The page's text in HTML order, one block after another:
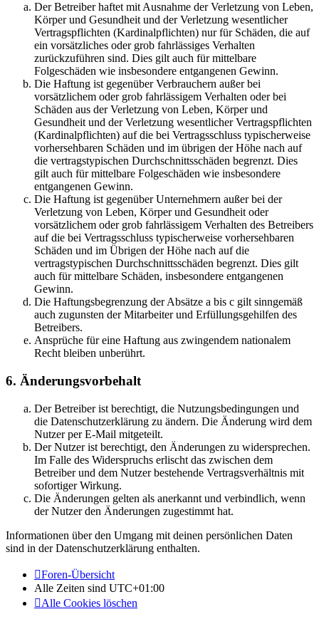
Der Betreiber haftet mit Ausnahme der Verletzung von Leben,
Körper und Gesundheit und der Verletzung wesentlicher
Vertragspflichten (Kardinalpflichten) nur für Schäden, die auf
ein vorsätzliches oder grob fahrlässiges Verhalten
zurückzuführen sind. Dies gilt auch für mittelbare
Folgeschäden wie insbesondere entgangenen Gewinn.
Die Haftung ist gegenüber Verbrauchern außer bei
vorsätzlichem oder grob fahrlässigem Verhalten oder bei
Schäden aus der Verletzung von Leben, Körper und
Gesundheit und der Verletzung wesentlicher Vertragspflichten
(Kardinalpflichten) auf die bei Vertragsschluss typischerweise
vorhersehbaren Schäden und im übrigen der Höhe nach auf
die vertragstypischen Durchschnittsschäden begrenzt. Dies
gilt auch für mittelbare Folgeschäden wie insbesondere
entgangenen Gewinn.
Die Haftung ist gegenüber Unternehmern außer bei der
Verletzung von Leben, Körper und Gesundheit oder
vorsätzlichem oder grob fahrlässigem Verhalten des Betreibers
auf die bei Vertragsschluss typischerweise vorhersehbaren
Schäden und im Übrigen der Höhe nach auf die
vertragstypischen Durchschnittsschäden begrenzt. Dies gilt
auch für mittelbare Schäden, insbesondere entgangenen
Gewinn.
Die Haftungsbegrenzung der Absätze a bis c gilt sinngemäß
auch zugunsten der Mitarbeiter und Erfüllungsgehilfen des
Betreibers.
Ansprüche für eine Haftung aus zwingendem nationalem
Recht bleiben unberührt.
6. Änderungsvorbehalt
Der Betreiber ist berechtigt, die Nutzungsbedingungen und
die Datenschutzerklärung zu ändern. Die Änderung wird dem
Nutzer per E-Mail mitgeteilt.
Der Nutzer ist berechtigt, den Änderungen zu widersprechen.
Im Falle des Widerspruchs erlischt das zwischen dem
Betreiber und dem Nutzer bestehende Vertragsverhältnis mit
sofortiger Wirkung.
Die Änderungen gelten als anerkannt und verbindlich, wenn
der Nutzer den Änderungen zugestimmt hat.
Informationen über den Umgang mit deinen persönlichen Daten
sind in der Datenschutzerklärung enthalten.
Foren-Übersicht
Alle Zeiten sind UTC+01:00
Alle Cookies löschen